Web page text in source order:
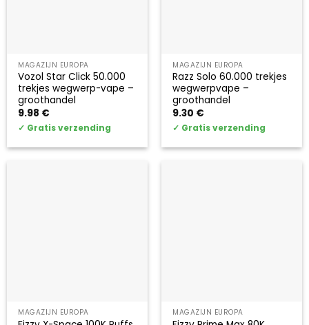
MAGAZIJN EUROPA
Vozol Star Click 50.000
trekjes wegwerp-vape –
groothandel
9.98 €
✓ Gratis verzending
MAGAZIJN EUROPA
Razz Solo 60.000 trekjes
wegwerpvape –
groothandel
9.30 €
✓ Gratis verzending
MAGAZIJN EUROPA MAGAZIJN EUROPA